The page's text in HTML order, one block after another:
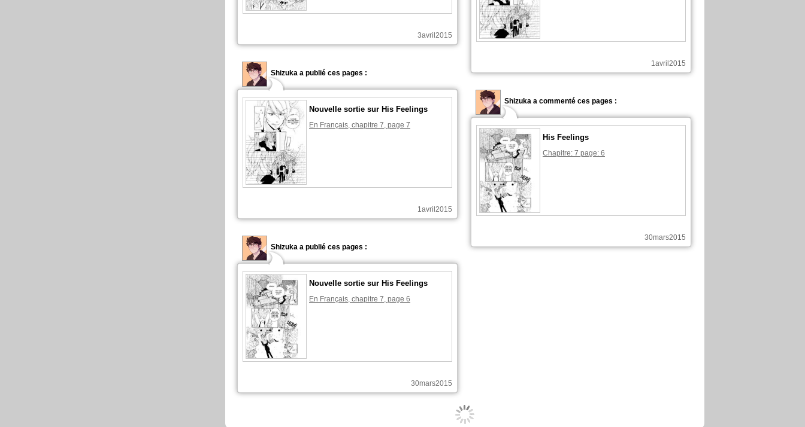
3avril2015
1avril2015
Shizuka a publié ces pages :
Nouvelle sortie sur His Feelings
En Français, chapitre 7, page 7
1avril2015
Shizuka a commenté ces pages :
His Feelings
Chapitre: 7 page: 6
30mars2015
Shizuka a publié ces pages :
Nouvelle sortie sur His Feelings
En Français, chapitre 7, page 6
30mars2015